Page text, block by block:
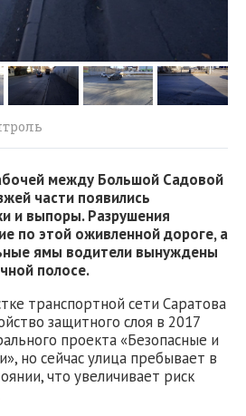
между Большой Садовой
части появились
и выпоры. Разрушения
по этой оживленной дороге, а
ямы водители вынуждены
полосе.
транспортной сети Саратова
защитного слоя в 2017
проекта «Безопасные и
но сейчас улица пребывает в
что увеличивает риск